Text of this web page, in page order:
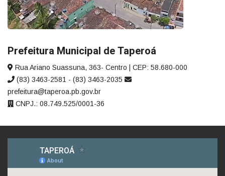
Prefeitura Municipal de Taperoá
Rua Ariano Suassuna, 363- Centro | CEP: 58.680-000
(83) 3463-2581 - (83) 3463-2035
prefeitura@taperoa.pb.gov.br
CNPJ.: 08.749.525/0001-36